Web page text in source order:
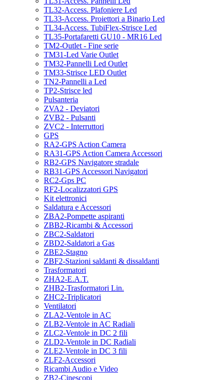
TL32-Access. Plafoniere Led
TL33-Access. Proiettori a Binario Led
TL34-Access. TubiFlex-Strisce Led
TL35-Portafaretti GU10 - MR16 Led
TM2-Outlet - Fine serie
TM31-Led Varie Outlet
TM32-Pannelli Led Outlet
TM33-Strisce LED Outlet
TN2-Pannelli a Led
TP2-Strisce led
Pulsanteria
ZVA2 - Deviatori
ZVB2 - Pulsanti
ZVC2 - Interruttori
GPS
RA2-GPS Action Camera
RA31-GPS Action Camera Accessori
RB2-GPS Navigatore stradale
RB31-GPS Accessori Navigatori
RC2-Gps PC
RF2-Localizzatori GPS
Kit elettronici
Saldatura e Accessori
ZBA2-Pompette aspiranti
ZBB2-Ricambi & Accessori
ZBC2-Saldatori
ZBD2-Saldatori a Gas
ZBE2-Stagno
ZBF2-Stazioni saldanti & dissaldanti
Trasformatori
ZHA2-E.A.T.
ZHB2-Trasformatori Lin.
ZHC2-Triplicatori
Ventilatori
ZLA2-Ventole in AC
ZLB2-Ventole in AC Radiali
ZLC2-Ventole in DC 2 fili
ZLD2-Ventole in DC Radiali
ZLE2-Ventole in DC 3 fili
ZLF2-Accessori
Ricambi Audio e Video
ZB2-Cinescopi